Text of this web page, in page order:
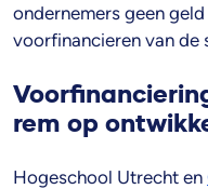
ondernemers geen
voorfinancieren van de
rem op
Hogeschool Utrecht en